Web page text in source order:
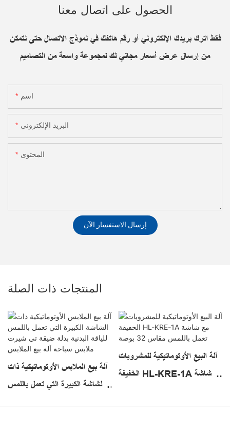
الحصول على اتصال معنا
فقط اترك بريدك الإلكتروني أو رقم هاتفك في نموذج الاتصال حتى نتمكن
من إرسال عرض أسعار مجاني لك لمجموعة واسعة من التصاميم
اسم
البريد الإلكتروني
المحتوى
إرسال الاستفسار الآن
المنتجات ذات الصلة
آلة بيع الملابس الأوتوماتيكية ذات
الشاشة الكبيرة التي تعمل باللمس
آلة البيع الأوتوماتيكية للمشروبات
الخفيفة HL-KRE-1A مع شاشة